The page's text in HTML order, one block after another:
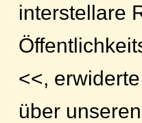
interstellare
<<,
über